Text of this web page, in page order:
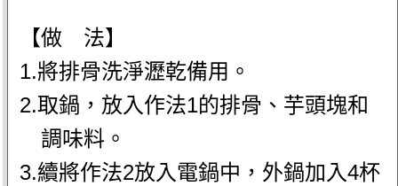
【做 法】
1.將排骨洗淨瀝乾備用。
2.取鍋，放入作法1的排骨、芋頭塊和
調味料。
3.續將作法2放入電鍋中，外鍋加入4杯